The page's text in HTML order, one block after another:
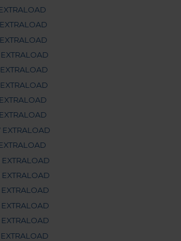
EXTRALOAD
EXTRALOAD
EXTRALOAD
EXTRALOAD
EXTRALOAD
EXTRALOAD
EXTRALOAD
EXTRALOAD
EXTRALOAD
EXTRALOAD